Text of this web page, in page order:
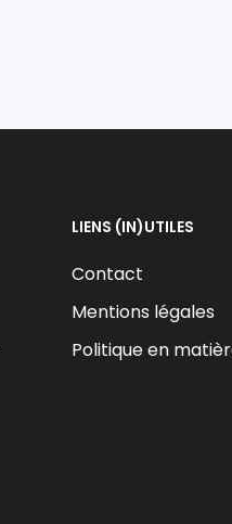
LIENS (IN)UTILES
Contact
Mentions légales
Politique en